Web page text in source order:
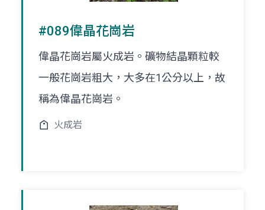
#089偉晶花崗岩
偉晶花崗岩屬火成岩。礦物結晶顆粒較
一般花崗岩粗大，大多在1公分以上，故
稱為偉晶花崗岩。
火成岩